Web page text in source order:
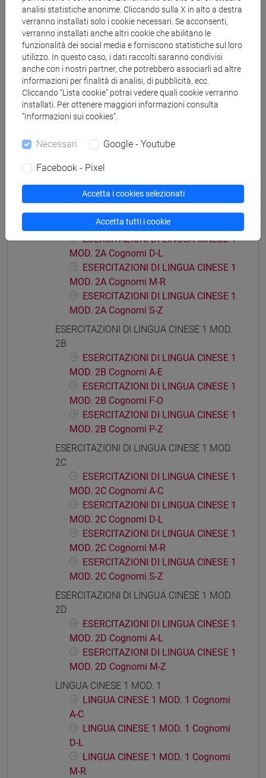
MOD. 1C Cognomi D-L
ESERCITAZIONI DI LINGUA CINESE 1
MOD. 1C Cognomi M-R
ESERCITAZIONI DI LINGUA CINESE 1
MOD. 1C Cognomi S-Z
ESERCITAZIONI DI LINGUA CINESE 1 MOD.
1D
ESERCITAZIONI DI LINGUA CINESE 1
ESERCITAZIONI DI LINGUA CINESE 1
MOD. 1D Cognomi M-Z
ESERCITAZIONI DI LINGUA CINESE 1 MOD.
ESERCITAZIONI DI LINGUA CINESE 1
MOD. 2A Cognomi A-C
ESERCITAZIONI DI LINGUA CINESE 1
MOD. 2A Cognomi D-L
ESERCITAZIONI DI LINGUA CINESE 1
MOD. 2A Cognomi M-R
ESERCITAZIONI DI LINGUA CINESE 1
MOD. 2A Cognomi S-Z
ESERCITAZIONI DI LINGUA CINESE 1 MOD.
2B
ESERCITAZIONI DI LINGUA CINESE 1
MOD. 2B Cognomi A-E
ESERCITAZIONI DI LINGUA CINESE 1
MOD. 2B Cognomi F-O
ESERCITAZIONI DI LINGUA CINESE 1
MOD. 2B Cognomi P-Z
ESERCITAZIONI DI LINGUA CINESE 1 MOD.
2C
ESERCITAZIONI DI LINGUA CINESE 1
MOD. 2C Cognomi A-C
ESERCITAZIONI DI LINGUA CINESE 1
MOD. 2C Cognomi D-L
ESERCITAZIONI DI LINGUA CINESE 1
MOD. 2C Cognomi M-R
ESERCITAZIONI DI LINGUA CINESE 1
MOD. 2C Cognomi S-Z
ESERCITAZIONI DI LINGUA CINESE 1 MOD.
2D
ESERCITAZIONI DI LINGUA CINESE 1
MOD. 2D Cognomi A-L
ESERCITAZIONI DI LINGUA CINESE 1
MOD. 2D Cognomi M-Z
LINGUA CINESE 1 MOD. 1
LINGUA CINESE 1 MOD. 1 Cognomi
A-C
LINGUA CINESE 1 MOD. 1 Cognomi
D-L
LINGUA CINESE 1 MOD. 1 Cognomi
M-R
analisi statistiche anonime. Cliccando sulla X in alto a destra
verranno installati solo i cookie necessari. Se acconsenti,
verranno installati anche altri cookie che abilitano le
funzionalità dei social media e forniscono statistiche sul loro
utilizzo. In questo caso, i dati raccolti saranno condivisi
anche con i nostri partner, che potrebbero associarli ad altre
informazioni per finalità di analisi, di pubblicità, ecc.
Cliccando “Lista cookie” potrai vedere quali cookie verranno
installati. Per ottenere maggiori informazioni consulta
“Informazioni sui cookies”.
Necessari Google - Youtube
Facebook - Pixel
Accetta i cookies selezionati
Accetta tutti i cookie